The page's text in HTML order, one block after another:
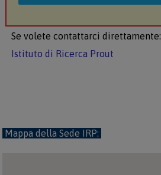
Se volete contattarci direttamente:
Istituto di Ricerca Prout
Mappa della Sede IRP: